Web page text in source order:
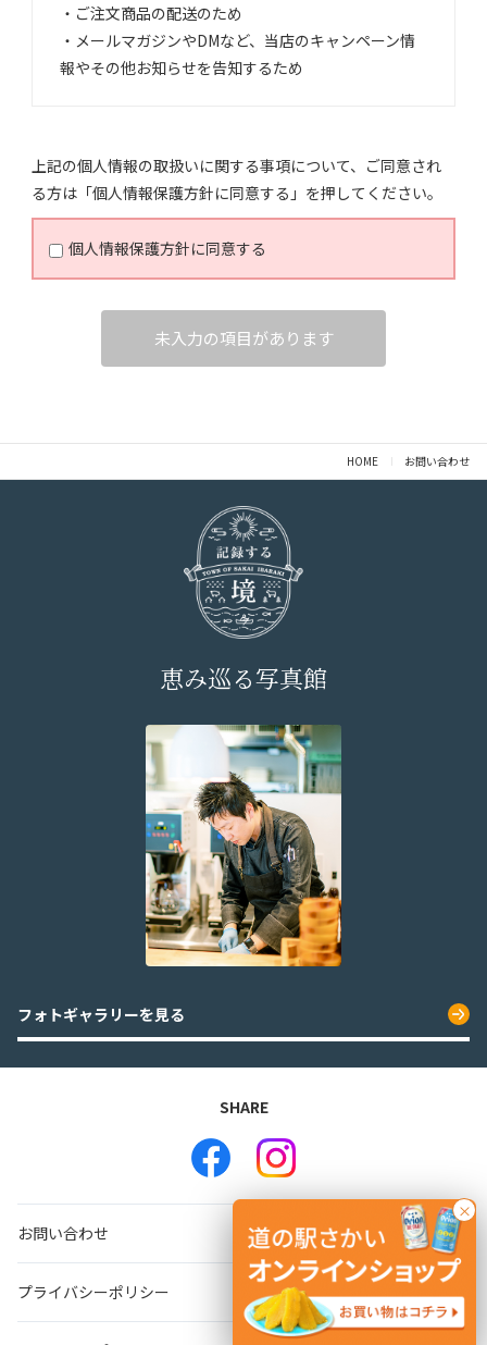
・ご注文商品の配送のため
・メールマガジンやDMなど、当店のキャンペーン情
報やその他お知らせを告知するため
おこないません。
商品の配送時に運送会社へ委託する場合がございま
す。
個人情報の開示・訂正・停止のお問い合わせ
個人情報に関する開示請求、訂正依頼、利用停止、苦
さい。
お問い合わせを受けた場合、適切かつ迅速に対応いた
＜個人情報お問い合わせ窓口＞
〒306-0433 茨城県猿島郡境町1341-1
株式会社さかいまちづくり公社 個人情報相談窓口 河
株式会社さかいまちづくり公社
個人情報保護管理責任者 河又 啓介
〒306-0433 茨城県猿島郡境町1341-1
上記の個人情報の取扱いに関する事項について、ご同意され
る方は「個人情報保護方針に同意する」を押してください。
個人情報保護方針に同意する
未入力の項目があります
HOME お問い合わせ
恵み巡る写真館
フォトギャラリーを見る
お問い合わせ
プライバシーポリシー
×